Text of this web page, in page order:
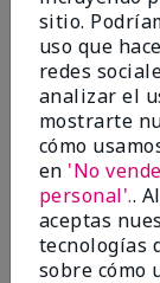
4
Marcar
Kristen
EnviadoHace
sitio.
uso que
redes
analizar el
mostrarte
cómo
en 'No
personal'..
aceptas
tecnologías
sobre cómo